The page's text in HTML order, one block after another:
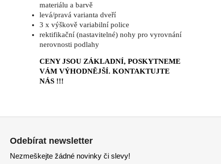
materiálu a barvě
levá/pravá varianta dveří
3 x výškově variabilní police
rektifikační (nastavitelné) nohy pro vyrovnání
nerovnosti podlahy
CENY JSOU ZÁKLADNÍ, POSKYTNEME
VÁM VÝHODNĚJŠÍ. KONTAKTUJTE
NÁS !!!
Odebírat newsletter
Nezmeškejte žádné novinky či slevy!